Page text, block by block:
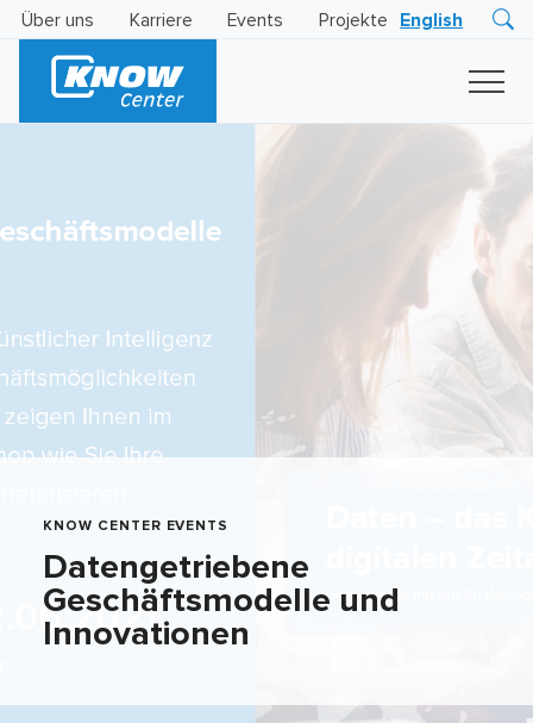
Über uns Karriere Events Projekte English
Gütesiegel
KNOW CENTER EVENTS
Datengetriebene
Geschäftsmodelle und
Innovationen